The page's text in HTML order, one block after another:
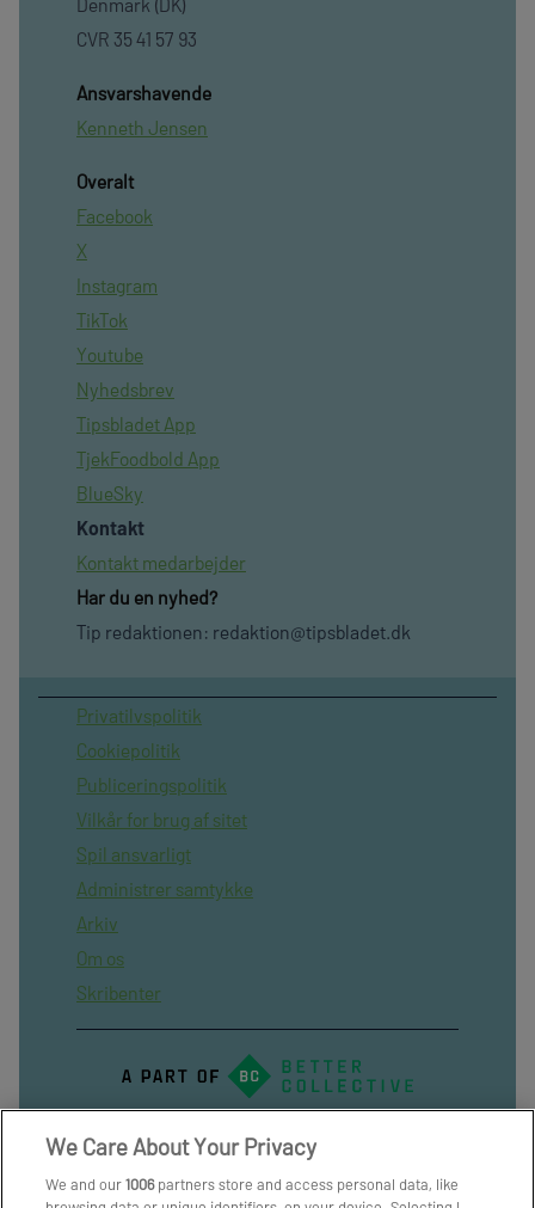
Denmark (DK)
CVR 35 41 57 93
Ansvarshavende
Kenneth Jensen
Overalt
Facebook
X
Instagram
TikTok
Youtube
Nyhedsbrev
Tipsbladet App
TjekFoodbold App
BlueSky
Kontakt
Kontakt medarbejder
Har du en nyhed?
Tip redaktionen: redaktion@tipsbladet.dk
Privatilvspolitik
Cookiepolitik
Publiceringspolitik
Vilkår for brug af sitet
Spil ansvarligt
Administrer samtykke
Arkiv
Om os
Skribenter
We Care About Your Privacy
We and our1006partners store and access personal data, like